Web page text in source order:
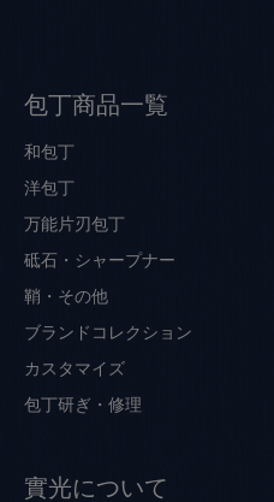
包丁商品一覧
和包丁
洋包丁
万能片刃包丁
砥石・シャープナー
鞘・その他
ブランドコレクション
カスタマイズ
包丁研ぎ・修理
實光について